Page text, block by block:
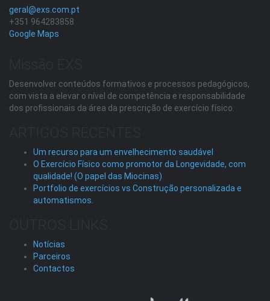
geral@exs.com.pt
+351 964283858
Google Maps
Desenvolver conteúdos formativos e processos pedagógicos,
com vista a elevar o nível de competência e responsabilidade
dos profissionais da área da prescrição de exercício físico.
Um recurso para um envelhecimento saudável
O Exercício Físico como promotor da Longevidade, com
qualidade! (O papel das Miocinas)
Portfolio de exercícios vs Construção personalizada e
automatismos.
Notícias
Parceiros
Contactos